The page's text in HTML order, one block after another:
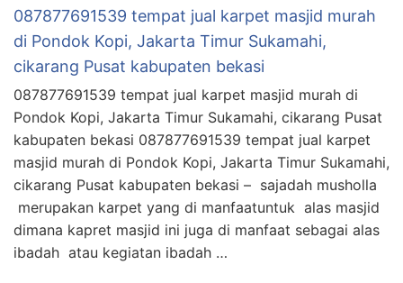
087877691539 tempat jual karpet masjid murah
di Pondok Kopi, Jakarta Timur Sukamahi,
cikarang Pusat kabupaten bekasi
087877691539 tempat jual karpet masjid murah di
Pondok Kopi, Jakarta Timur Sukamahi, cikarang Pusat
kabupaten bekasi 087877691539 tempat jual karpet
masjid murah di Pondok Kopi, Jakarta Timur Sukamahi,
cikarang Pusat kabupaten bekasi – sajadah musholla
merupakan karpet yang di manfaatuntuk alas masjid
dimana kapret masjid ini juga di manfaat sebagai alas
ibadah atau kegiatan ibadah …